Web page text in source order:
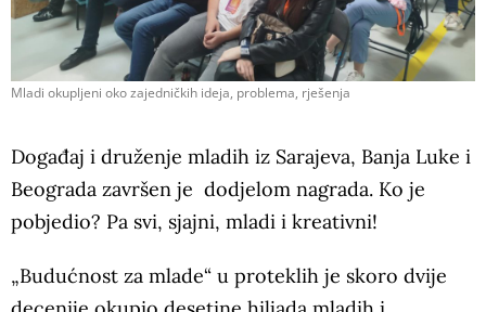
Mladi okupljeni oko zajedničkih ideja, problema, rješenja
Događaj i druženje mladih iz Sarajeva, Banja Luke i
Beograda završen je dodjelom nagrada. Ko je
pobjedio? Pa svi, sjajni, mladi i kreativni!
„Budućnost za mlade“ u proteklih je skoro dvije